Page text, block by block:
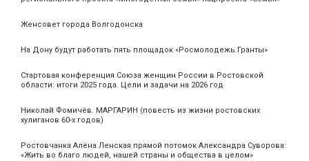
Женсовет города Волгодонска
На Дону будут работать пять площадок «Росмолодежь.Гранты»
Стартовая конференция Союза женщин России в Ростовской
области: итоги 2025 года. Цели и задачи на 2026 год
Николай Фомичёв. МАРГАРИН (повесть из жизни ростовских
хулиганов 60-х годов)
Ростовчанка Алёна Ленская прямой потомок Александра Суворова:
«Жить во благо людей, нашей страны и общества в целом»